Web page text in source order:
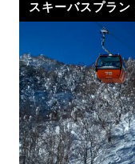
スキーバスプラン